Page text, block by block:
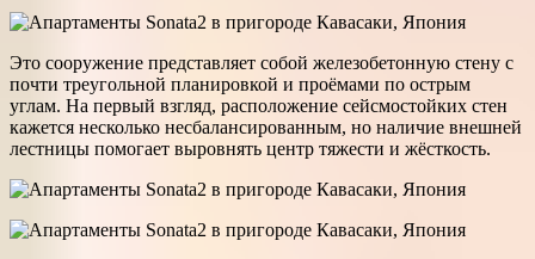
Это сооружение представляет собой железобетонную стену с
почти треугольной планировкой и проёмами по острым
углам. На первый взгляд, расположение сейсмостойких стен
кажется несколько несбалансированным, но наличие внешней
лестницы помогает выровнять центр тяжести и жёсткость.